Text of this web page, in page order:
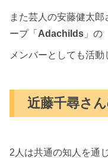
また芸人の安藤健太
ープ「 Adachilds 」の
メンバーとしても活動
近藤千尋さ
2人は共通の知人を通